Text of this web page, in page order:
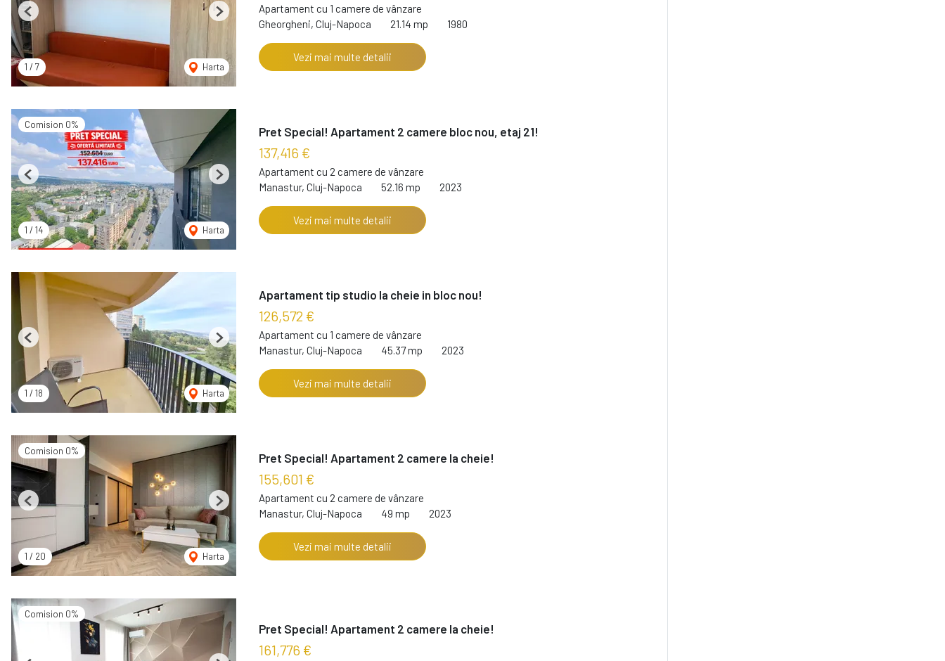
1 / 7 Harta
Previous Next
Apartament cu 1 camere de vânzare
Gheorgheni, Cluj-Napoca
21.14 mp 1980
Vezi mai multe detalii
Comision 0%
1 / 14 Harta
Previous Next
Pret Special! Apartament 2 camere bloc nou, etaj 21!
137,416 €
Apartament cu 2 camere de vânzare
Manastur, Cluj-Napoca
52.16 mp 2023
Vezi mai multe detalii
1 / 18 Harta
Previous Next
Apartament tip studio la cheie in bloc nou!
126,572 €
Apartament cu 1 camere de vânzare
Manastur, Cluj-Napoca
45.37 mp 2023
Vezi mai multe detalii
Comision 0%
1 / 20 Harta
Previous Next
Pret Special! Apartament 2 camere la cheie!
155,601 €
Apartament cu 2 camere de vânzare
Manastur, Cluj-Napoca
49 mp 2023
Vezi mai multe detalii
Comision 0%
Pret Special! Apartament 2 camere la cheie!
161,776 €